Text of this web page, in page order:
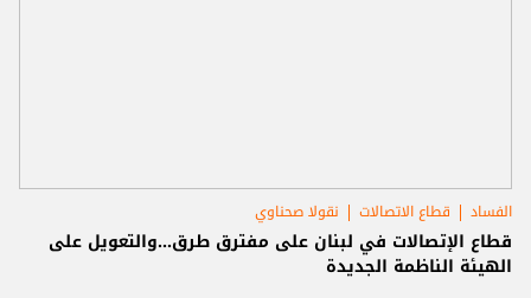
الفساد قطاع الاتصالات نقولا صحناوي
قطاع الإتصالات في لبنان على مفترق طرق...والتعويل على
الهيئة الناظمة الجديدة